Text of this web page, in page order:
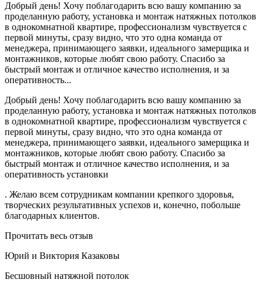
Добрый день! Хочу поблагодарить всю вашу компанию за
проделанную работу, установка и монтаж натяжных потолков
в однокомнатной квартире, профессионализм чувствуется с
первой минуты, сразу видно, что это одна команда от
менеджера, принимающего заявки, идеального замерщика и
монтажников, которые любят свою работу. Спасибо за
быстрый монтаж и отличное качество исполнения, и за
оперативность...
Добрый день! Хочу поблагодарить всю вашу компанию за
проделанную работу, установка и монтаж натяжных потолков
в однокомнатной квартире, профессионализм чувствуется с
первой минуты, сразу видно, что это одна команда от
менеджера, принимающего заявки, идеального замерщика и
монтажников, которые любят свою работу. Спасибо за
быстрый монтаж и отличное качество исполнения, и за
оперативность установки
. Желаю всем сотрудникам компании крепкого здоровья,
творческих результативных успехов и, конечно, побольше
благодарных клиентов.
Прочитать весь отзыв
Юрий и Виктория Казаковы
Бесшовный натяжной потолок